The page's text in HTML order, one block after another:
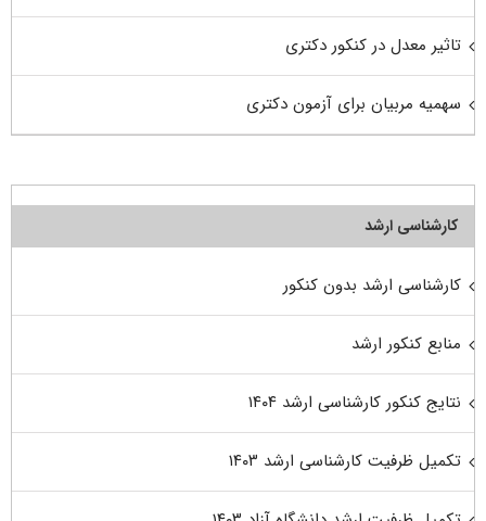
تاثیر معدل در کنکور دکتری
سهمیه مربیان برای آزمون دکتری
کارشناسی ارشد
کارشناسی ارشد بدون کنکور
منابع کنکور ارشد
نتایج کنکور کارشناسی ارشد ۱۴۰۴
تکمیل ظرفیت کارشناسی ارشد ۱۴۰۳